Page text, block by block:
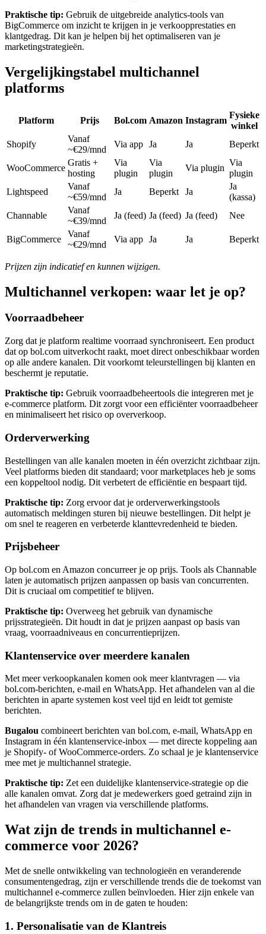
Praktische tip: Gebruik de uitgebreide analytics-tools van
BigCommerce om inzicht te krijgen in je verkoopprestaties en
klantgedrag. Dit kan je helpen bij het optimaliseren van je
marketingstrategieën.
Vergelijkingstabel multichannel
platforms
Platform Prijs Bol.com Amazon Instagram
Fysieke
winkel
Shopify
Vanaf
~€29/mnd
Via app Ja Ja Beperkt
WooCommerce
Gratis +
hosting
Via
plugin
Via
plugin
Via plugin
Via
plugin
Lightspeed
Vanaf
~€59/mnd
Ja Beperkt Ja
Ja
(kassa)
Channable
Vanaf
~€39/mnd
Ja (feed) Ja (feed) Ja (feed) Nee
BigCommerce
Vanaf
~€29/mnd
Via app Ja Ja Beperkt
Prijzen zijn indicatief en kunnen wijzigen.
Multichannel verkopen: waar let je op?
Voorraadbeheer
Zorg dat je platform realtime voorraad synchroniseert. Een product
dat op bol.com uitverkocht raakt, moet direct onbeschikbaar worden
op alle andere kanalen. Dit voorkomt teleurstellingen bij klanten en
beschermt je reputatie.
Praktische tip: Gebruik voorraadbeheertools die integreren met je
e-commerce platform. Dit zorgt voor een efficiënter voorraadbeheer
en minimaliseert het risico op oververkoop.
Orderverwerking
Bestellingen van alle kanalen moeten in één overzicht zichtbaar zijn.
Veel platforms bieden dit standaard; voor marketplaces heb je soms
een koppeltool nodig. Dit verbetert de efficiëntie en bespaart tijd.
Praktische tip: Zorg ervoor dat je orderverwerkingstools
automatisch meldingen sturen bij nieuwe bestellingen. Dit helpt je
om snel te reageren en verbeterde klanttevredenheid te bieden.
Prijsbeheer
Op bol.com en Amazon concurreer je op prijs. Tools als Channable
laten je automatisch prijzen aanpassen op basis van concurrenten.
Dit is cruciaal om competitief te blijven.
Praktische tip: Overweeg het gebruik van dynamische
prijsstrategieën. Dit houdt in dat je prijzen aanpast op basis van
vraag, voorraadniveaus en concurrentieprijzen.
Klantenservice over meerdere kanalen
Met meer verkoopkanalen komen ook meer klantvragen — via
bol.com-berichten, e-mail en WhatsApp. Het afhandelen van al die
berichten in aparte systemen kost veel tijd en leidt tot gemiste
berichten.
Bugalou combineert berichten van bol.com, e-mail, WhatsApp en
Instagram in één klantenservice-inbox — met directe koppeling aan
je Shopify- of WooCommerce-orders. Zo schaal je je klantenservice
mee met je multichannel strategie.
Praktische tip: Zet een duidelijke klantenservice-strategie op die
alle kanalen omvat. Zorg dat je medewerkers goed getraind zijn in
het afhandelen van vragen via verschillende platforms.
Wat zijn de trends in multichannel e-
commerce voor 2026?
Met de snelle ontwikkeling van technologieën en veranderende
consumentengedrag, zijn er verschillende trends die de toekomst van
multichannel e-commerce zullen beïnvloeden. Hier zijn enkele van
de belangrijkste trends om in de gaten te houden:
1. Personalisatie van de Klantreis